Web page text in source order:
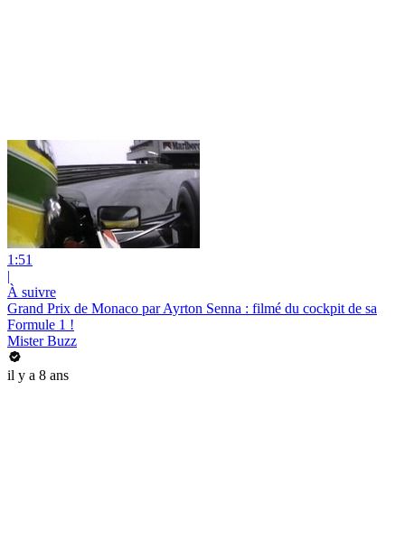
1:51
|
À suivre
Grand Prix de Monaco par Ayrton Senna : filmé du cockpit de sa
Formule 1 !
Mister Buzz
il y a 8 ans